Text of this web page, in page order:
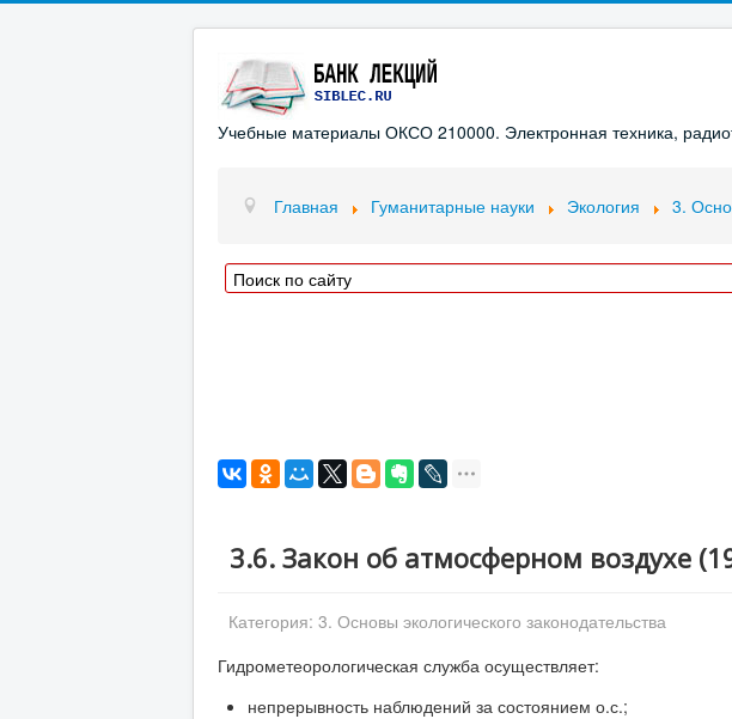
Учебные материалы ОКСО 210000. Электронная техника,
Главная Гуманитарные науки Экология 3.
3.6. Закон об атмосферном воздухе
Категория: 3. Основы экологического законодательства
Гидрометеорологическая служба осуществляет:
непрерывность наблюдений за состоянием о.с.;